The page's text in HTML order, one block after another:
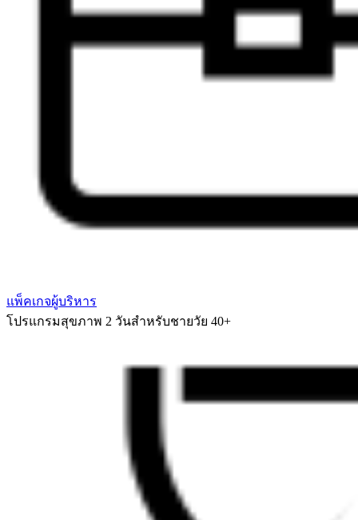
แพ็คเกจผู้บริหาร
โปรแกรมสุขภาพ 2 วันสำหรับชายวัย 40+